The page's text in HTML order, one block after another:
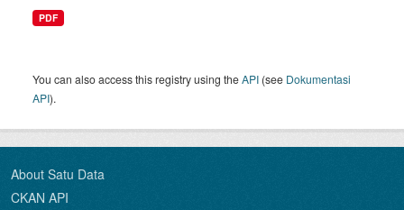
PDF
You can also access this registry using theAPI (see Dokumentasi
API).
About Satu Data
CKAN API